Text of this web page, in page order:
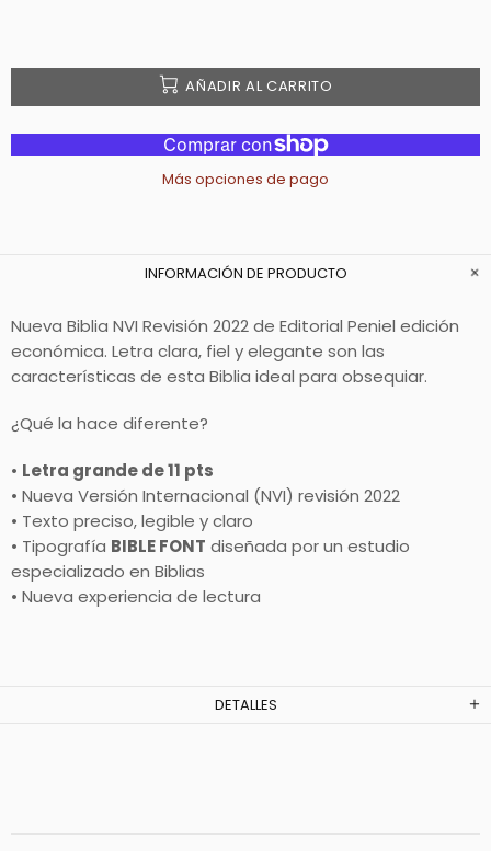
AÑADIR AL CARRITO
Más opciones de pago
INFORMACIÓN DE PRODUCTO
Nueva Biblia NVI Revisión 2022 de Editorial Peniel edición
económica. Letra clara, fiel y elegante son las
características de esta Biblia ideal para obsequiar.
¿Qué la hace diferente?
• Letra grande de 11 pts
• Nueva Versión Internacional (NVI) revisión 2022
• Texto preciso, legible y claro
• Tipografía BIBLE FONT diseñada por un estudio
especializado en Biblias
• Nueva experiencia de lectura
DETALLES